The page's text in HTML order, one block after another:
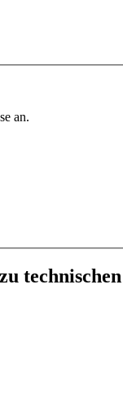
an.